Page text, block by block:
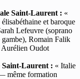
Saint-Laurent : «
et baroque
Lefeuvre (soprano
Romain Falik
Aurélien Oudot
Laurent : « Italie
même formation